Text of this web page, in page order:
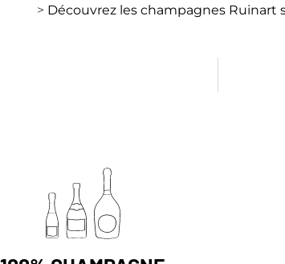
> Découvrez les champagnes Ruinart